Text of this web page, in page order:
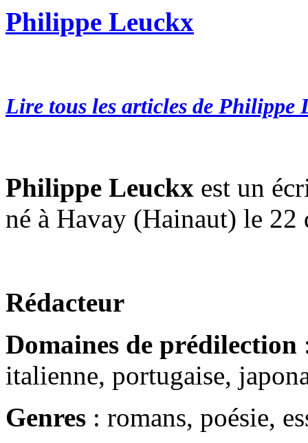
Philippe Leuckx
Lire tous les articles de Philippe
Philippe Leuckx est un
né à Havay (Hainaut) le 22
Rédacteur
Domaines de prédilection
italienne, portugaise,
Genres : romans, poésie,